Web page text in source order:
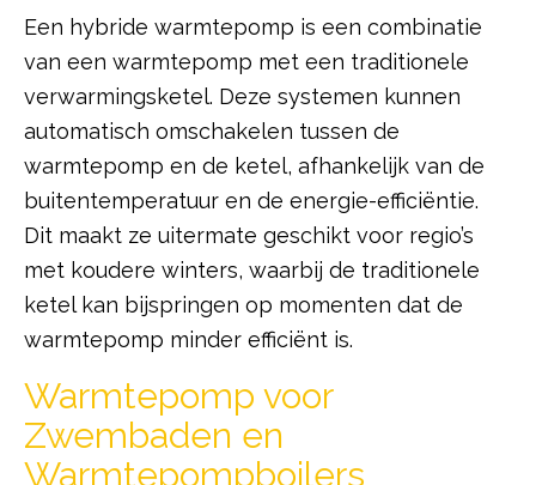
Een hybride warmtepomp is een combinatie
van een warmtepomp met een traditionele
verwarmingsketel. Deze systemen kunnen
automatisch omschakelen tussen de
warmtepomp en de ketel, afhankelijk van de
buitentemperatuur en de energie-efficiëntie.
Dit maakt ze uitermate geschikt voor regio’s
met koudere winters, waarbij de traditionele
ketel kan bijspringen op momenten dat de
warmtepomp minder efficiënt is.
Warmtepomp voor
Zwembaden en
Warmtepompboilers